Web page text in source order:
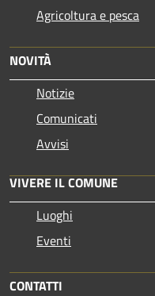
Agricoltura e pesca
NOVITÀ
Notizie
Comunicati
Avvisi
VIVERE IL COMUNE
Luoghi
Eventi
CONTATTI